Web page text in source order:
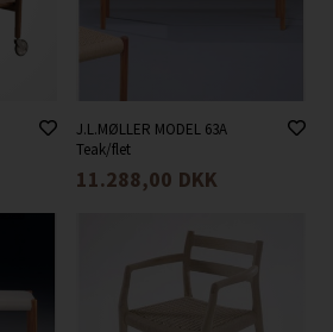
J.L.MØLLER MODEL 63A
Teak/flet
11.288,00 DKK